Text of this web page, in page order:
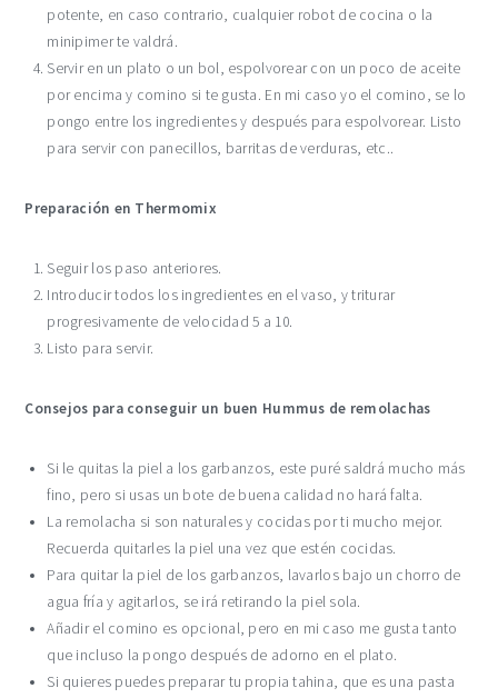
potente, en caso contrario, cualquier robot de cocina o la
minipimer te valdrá.
Servir en un plato o un bol, espolvorear con un poco de aceite
por encima y comino si te gusta. En mi caso yo el comino, se lo
pongo entre los ingredientes y después para espolvorear. Listo
para servir con panecillos, barritas de verduras, etc..
Preparación en Thermomix
Seguir los paso anteriores.
Introducir todos los ingredientes en el vaso, y triturar
progresivamente de velocidad 5 a 10.
Listo para servir.
Consejos para conseguir un buen Hummus de remolachas
Si le quitas la piel a los garbanzos, este puré saldrá mucho más
fino, pero si usas un bote de buena calidad no hará falta.
La remolacha si son naturales y cocidas por ti mucho mejor.
Recuerda quitarles la piel una vez que estén cocidas.
Para quitar la piel de los garbanzos, lavarlos bajo un chorro de
agua fría y agitarlos, se irá retirando la piel sola.
Añadir el comino es opcional, pero en mi caso me gusta tanto
que incluso la pongo después de adorno en el plato.
Si quieres puedes preparar tu propia tahina, que es una pasta